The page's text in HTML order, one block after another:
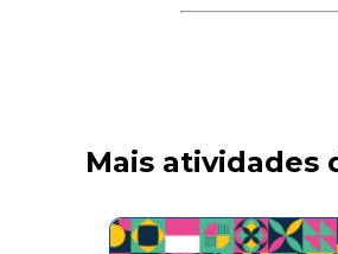
Mais atividades